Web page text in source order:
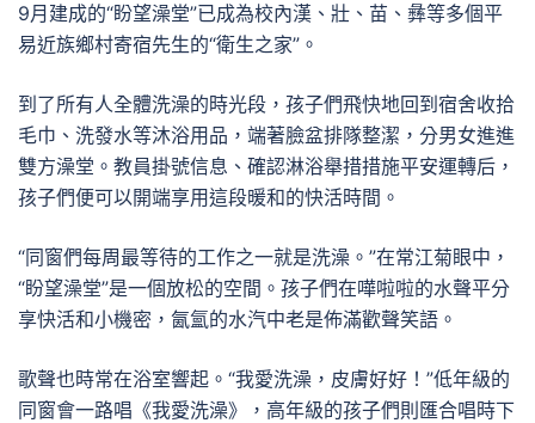
9月建成的“盼望澡堂”已成為校內漢、壯、苗、彝等多個平
易近族鄉村寄宿先生的“衛生之家”。
到了所有人全體洗澡的時光段，孩子們飛快地回到宿舍收拾
毛巾、洗發水等沐浴用品，端著臉盆排隊整潔，分男女進進
雙方澡堂。教員掛號信息、確認淋浴舉措措施平安運轉后，
孩子們便可以開端享用這段暖和的快活時間。
“同窗們每周最等待的工作之一就是洗澡。”在常江菊眼中，
“盼望澡堂”是一個放松的空間。孩子們在嘩啦啦的水聲平分
享快活和小機密，氤氳的水汽中老是佈滿歡聲笑語。
歌聲也時常在浴室響起。“我愛洗澡，皮膚好好！”低年級的
同窗會一路唱《我愛洗澡》，高年級的孩子們則匯合唱時下